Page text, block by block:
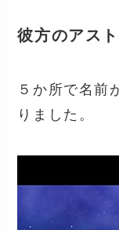
彼方のアス
５か所で名前
りました。